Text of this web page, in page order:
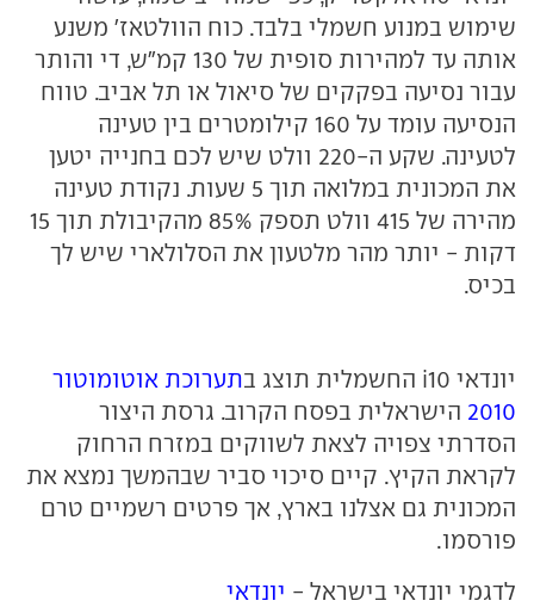
שימוש במנוע חשמלי בלבד. כוח הוולטאז' משנע
אותה עד למהירות סופית של 130 קמ"ש, די והותר
עבור נסיעה בפקקים של סיאול או תל אביב. טווח
הנסיעה עומד על 160 קילומטרים בין טעינה
לטעינה. שקע ה-220 וולט שיש לכם בחנייה יטען
את המכונית במלואה תוך 5 שעות. נקודת טעינה
מהירה של 415 וולט תספק 85% מהקיבולת תוך 15
דקות - יותר מהר מלטעון את הסלולארי שיש לך
בכיס.
יונדאי i10 החשמלית תוצג ב
תערוכת אוטומוטור
2010 הישראלית בפסח הקרוב. גרסת היצור
הסדרתי צפויה לצאת לשווקים במזרח הרחוק
לקראת הקיץ. קיים סיכוי סביר שבהמשך נמצא את
המכונית גם אצלנו בארץ, אך פרטים רשמיים טרם
פורסמו.
לדגמי יונדאי בישראל - יונדאי